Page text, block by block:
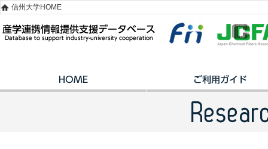
信州大学HOME